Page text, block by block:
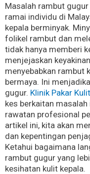
Masalah rambut
ramai individu di
kepala berminyak.
folikel rambut dan
tidak hanya memberi
menjejaskan
menyebabkan rambut
bermaya. Ini
gugur. Klinik Pakar
kes berkaitan
rawatan profesional
artikel ini, kita akan
dan kepentingan
Ketahui bagaimana
rambut gugur yang
kesihatan kulit kepala.